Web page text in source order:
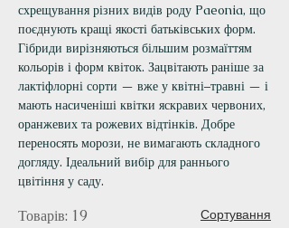
схрещування різних видів роду Paeonia, що
поєднують кращі якості батьківських форм.
Гібриди вирізняються більшим розмаїттям
кольорів і форм квіток. Зацвітають раніше за
лактіфлорні сорти — вже у квітні–травні — і
мають насиченіші квітки яскравих червоних,
оранжевих та рожевих відтінків. Добре
переносять морози, не вимагають складного
догляду. Ідеальний вибір для раннього
цвітіння у саду.
Товарів: 19 Сортування